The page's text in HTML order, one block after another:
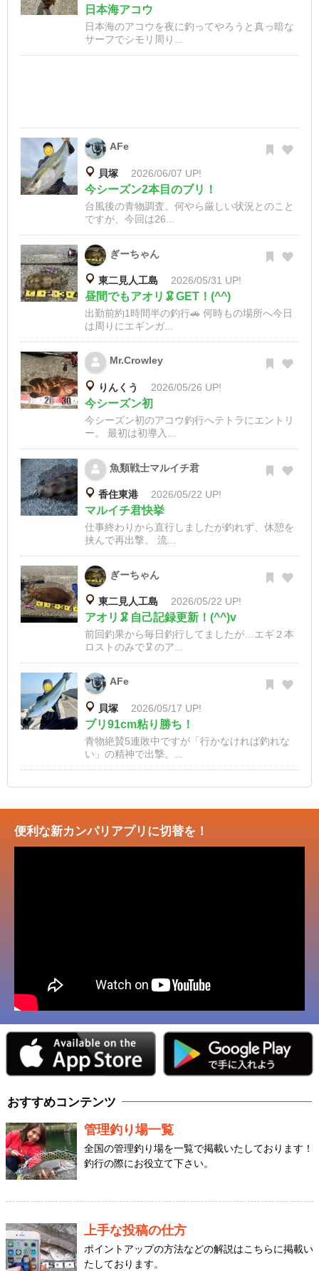
日本海アコウ
日本海のアコウを夜に釣ってやろうと真っ暗な
サーフでシモリ周り...
AFe
貝塚 2026/06/07 UP!
今シーズン2本目のブリ！
台風後の青物調査。何やら厳しい状況とのこと
ですが、今回は26...
ぎーちゃん
東二見人工島 2026/05/31 UP!
昼間でもアオリ🦑GET！(^^)
出勤前約1時間半の釣行🚗 何時もの場所へ今日
は周りにエギンガ...
Mr.Crowley
りんくう 2026/05/26 UP!
今シーズン初
今シーズン初のアコウ釣行へテトラにエントリ
ー。 最初は初導入...
魚類戦士マルイチ君
香住東港 2026/05/22 UP!
マルイチ君快挙
仕事終わりから直行しましたが釣れず、休憩を
挟んで再出撃。 流...
ぎーちゃん
東二見人工島 2026/05/22 UP!
アオリ🦑自己記録更新！(^^)v
前回釣果から毎日釣行してましたが…エギ２本
ロストのみで🦑のア...
AFe
貝塚 2026/05/17 UP!
ブリ91cm粘り勝ち！
青物絶賛5連敗中ですが「行かなければ釣れな
い」の精神で出撃。...
便利な新カンパリアプリに切替を！
おすすめコンテンツ
管理釣り場一覧
全国の管理釣り場を一覧で掲載いたしております！
釣行の際にお役立て下さい。
上手な投稿の仕方
ポイントアップの方法などの解説はこちらに掲載い
たしております。